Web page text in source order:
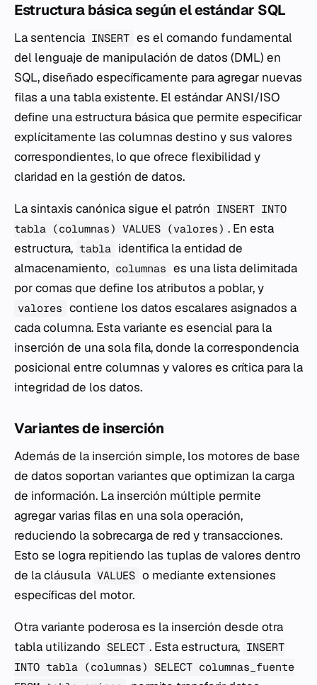
Estructura básica según el estándar SQL
La sentencia INSERT es el comando fundamental
del lenguaje de manipulación de datos (DML) en
SQL, diseñado específicamente para agregar nuevas
filas a una tabla existente. El estándar ANSI/ISO
define una estructura básica que permite especificar
explícitamente las columnas destino y sus valores
correspondientes, lo que ofrece flexibilidad y
claridad en la gestión de datos.
La sintaxis canónica sigue el patrón INSERT INTO
tabla (columnas) VALUES (valores) . En esta
estructura, tabla identifica la entidad de
almacenamiento, columnas es una lista delimitada
por comas que define los atributos a poblar, y
valores contiene los datos escalares asignados a
cada columna. Esta variante es esencial para la
inserción de una sola fila, donde la correspondencia
posicional entre columnas y valores es crítica para la
integridad de los datos.
Variantes de inserción
Además de la inserción simple, los motores de base
de datos soportan variantes que optimizan la carga
de información. La inserción múltiple permite
agregar varias filas en una sola operación,
reduciendo la sobrecarga de red y transacciones.
Esto se logra repitiendo las tuplas de valores dentro
de la cláusula VALUES o mediante extensiones
específicas del motor.
Otra variante poderosa es la inserción desde otra
tabla utilizando SELECT . Esta estructura, INSERT
INTO tabla (columnas) SELECT columnas_fuente